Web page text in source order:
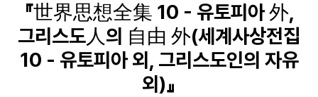
『世界思想全集 10 - 유토피아 外,
그리스도人의 自由 外(세계사상전집
10 - 유토피아 외, 그리스도인의 자유
외)』